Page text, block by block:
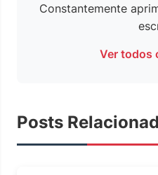
Constantemente
Ver todos
Posts